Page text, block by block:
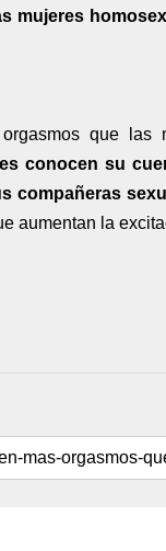
mujeres
que las
conocen su
compañeras
aumentan la